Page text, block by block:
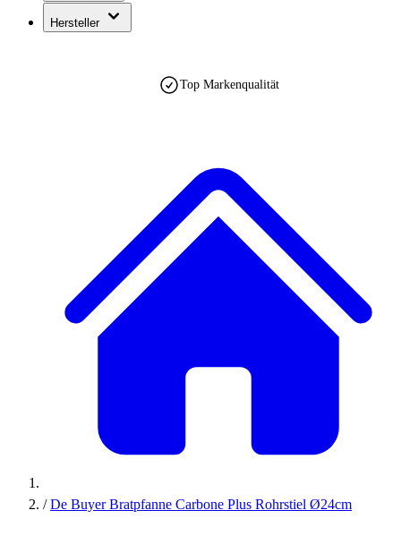
Hersteller
Top Markenqualität
/ De Buyer Bratpfanne Carbone Plus Rohrstiel Ø24cm